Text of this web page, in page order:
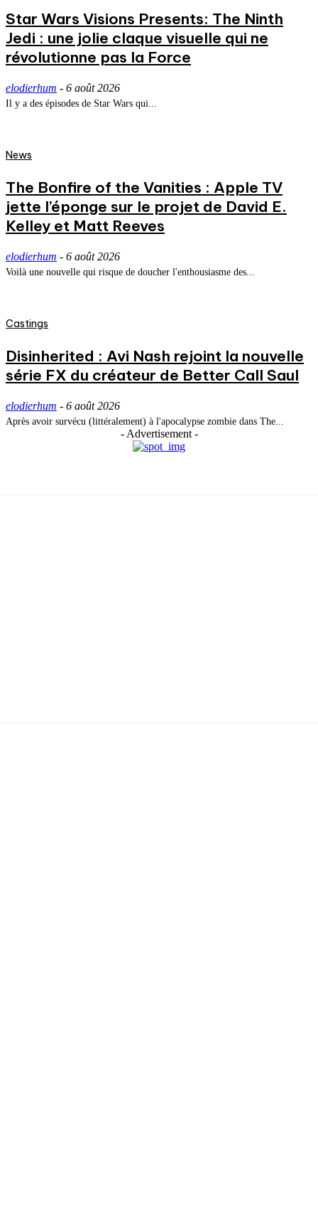
Star Wars Visions Presents: The Ninth
Jedi : une jolie claque visuelle qui ne
révolutionne pas la Force
elodierhum - 6 août 2026
Il y a des épisodes de Star Wars qui...
News
The Bonfire of the Vanities : Apple TV
jette l’éponge sur le projet de David E.
Kelley et Matt Reeves
elodierhum - 6 août 2026
Voilà une nouvelle qui risque de doucher l'enthousiasme des...
Castings
Disinherited : Avi Nash rejoint la nouvelle
série FX du créateur de Better Call Saul
elodierhum - 6 août 2026
Après avoir survécu (littéralement) à l'apocalypse zombie dans The...
- Advertisement -